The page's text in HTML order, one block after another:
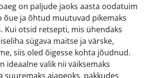
on paljude jaoks aasta oodatuim
õue ja õhtud muutuvad pikemaks
Kui otsid retsepti, mis ühendaks
sügava maitse ja värske,
siis oled õigesse kohta jõudnud.
ideaalne valik nii väiksemaks
suuremaks aiapeoks, pakkudes